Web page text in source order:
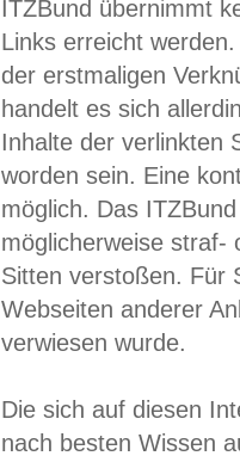
ITZBund übernimmt
Links erreicht
der erstmaligen
handelt es sich
Inhalte der verlinkten
worden sein. Eine
möglich. Das
möglicherweise straf-
Sitten verstoßen. Für
Webseiten anderer
verwiesen wurde.
Die sich auf diesen
nach besten Wissen